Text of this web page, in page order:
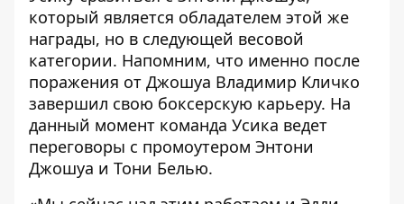
который является обладателем этой же
награды, но в следующей весовой
категории. Напомним, что именно после
поражения от Джошуа Владимир Кличко
завершил свою боксерскую карьеру. На
данный момент команда Усика ведет
переговоры с промоутером Энтони
Джошуа и Тони Белью.